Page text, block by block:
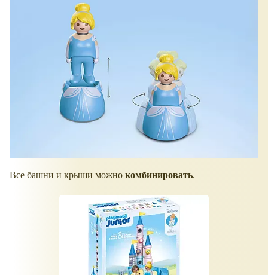
Все башни и крыши можно комбинировать.